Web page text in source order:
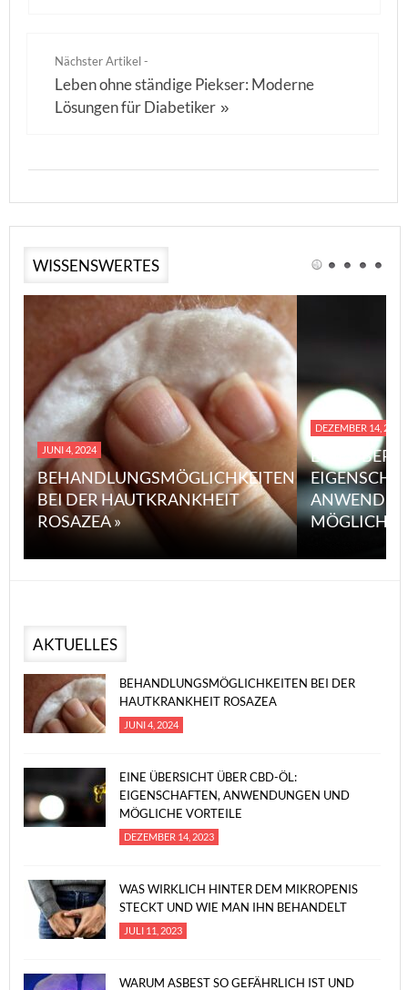
Nächster Artikel -
Leben ohne ständige Piekser: Moderne
Lösungen für Diabetiker »
WISSENSWERTES
JUNI 4, 2024
BEHANDLUNGSMÖGLICHKEITEN
BEI DER HAUTKRANKHEIT
ROSAZEA »
DEZEMBER 14, 2023
EINE
MÖGLICHE
AKTUELLES
BEHANDLUNGSMÖGLICHKEITEN BEI DER
HAUTKRANKHEIT ROSAZEA
JUNI 4, 2024
EINE ÜBERSICHT ÜBER CBD-ÖL:
EIGENSCHAFTEN, ANWENDUNGEN UND
MÖGLICHE VORTEILE
DEZEMBER 14, 2023
WAS WIRKLICH HINTER DEM MIKROPENIS
STECKT UND WIE MAN IHN BEHANDELT
JULI 11, 2023
WARUM ASBEST SO GEFÄHRLICH IST UND